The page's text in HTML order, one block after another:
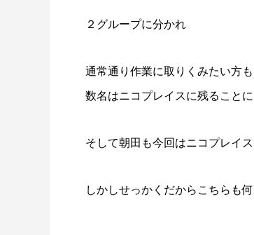
２グループに分かれ
通常通り作業に取りくみたい方
数名はニコプレイスに残ることに
そして朝田も今回はニコプレイ
しかしせっかくだからこちらも